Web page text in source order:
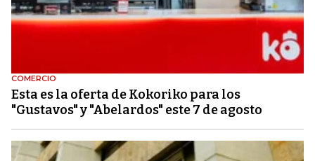
COMERCIO
Esta es la oferta de Kokoriko para los
"Gustavos" y "Abelardos" este 7 de agosto